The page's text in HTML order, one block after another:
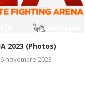
2023 (Photos)
novembre 2023